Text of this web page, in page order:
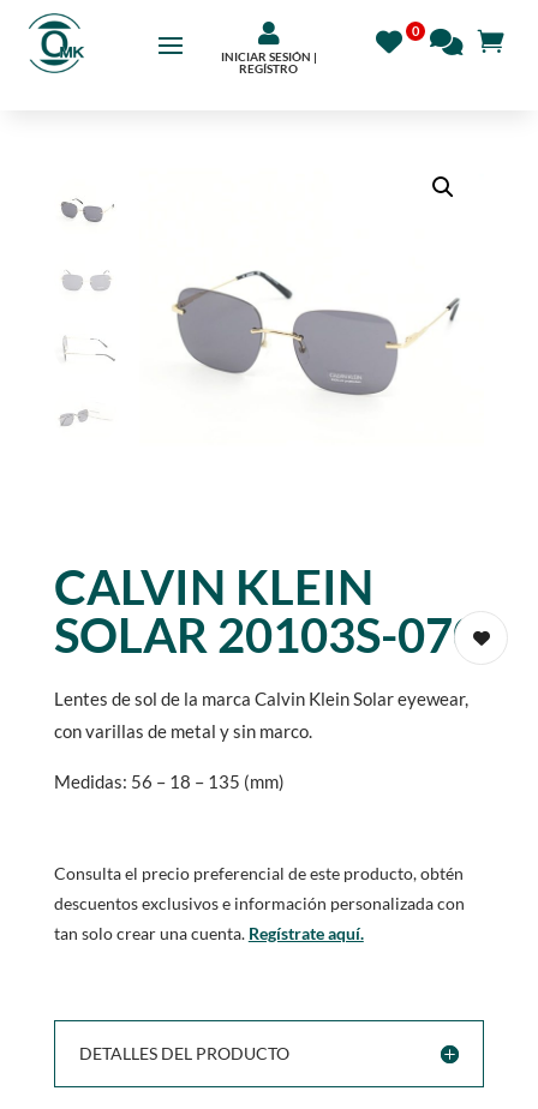

INICIAR SESIÓN |
REGÍSTRO
CALVIN KLEIN
SOLAR 20103S-070
Lentes de sol de la marca Calvin Klein Solar eyewear,
con varillas de metal y sin marco.
Medidas: 56 – 18 – 135 (mm)
Consulta el precio preferencial de este producto, obtén
descuentos exclusivos e información personalizada con
tan solo crear una cuenta. Regístrate aquí.
DETALLES DEL PRODUCTO